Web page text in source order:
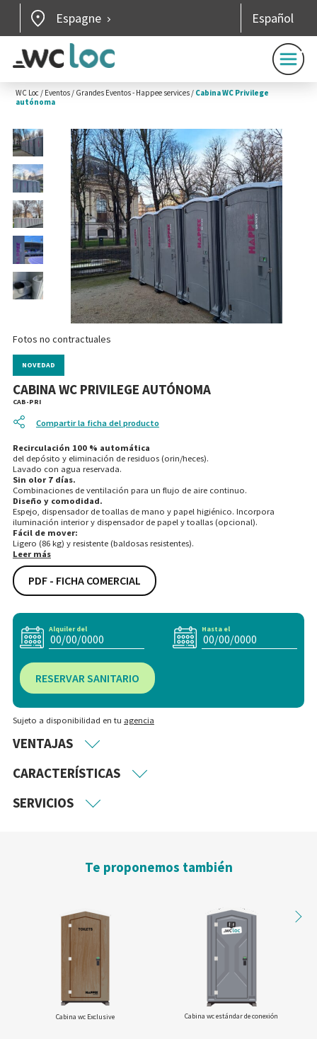
Espagne Español
WC Loc / Eventos / Grandes Eventos - Happee services / Cabina WC Privilege
autónoma
Fotos no contractuales
NOVEDAD
CABINA WC PRIVILEGE AUTÓNOMA
CAB-PRI
Compartir la ficha del producto
Recirculación 100 % automática
del depósito y eliminación de residuos (orin/heces).
Lavado con agua reservada.
Sin olor 7 días.
Combinaciones de ventilación para un flujo de aire continuo.
Diseño y comodidad.
Espejo, dispensador de toallas de mano y papel higiénico. Incorpora
iluminación interior y dispensador de papel y toallas (opcional).
Fácil de mover:
Ligero (86 kg) y resistente (baldosas resistentes).
Leer más
PDF - FICHA COMERCIAL
Alquiler del Hasta el
RESERVAR SANITARIO
Sujeto a disponibilidad en tu agencia
VENTAJAS
CARACTERÍSTICAS
SERVICIOS
Te proponemos también
Cabina wc Exclusive Cabina wc estándar de conexión